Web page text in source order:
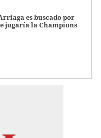
es buscado por
jugaría la Champions